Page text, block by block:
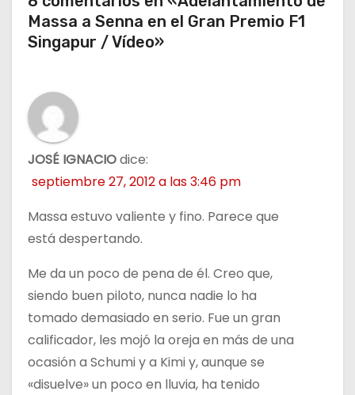
a
a
s
Massa a Senna en el Gran Premio F1
Singapur / Vídeo»
JOSÉ IGNACIOdice:
septiembre 27, 2012 a las 3:46 pm
Massa estuvo valiente y fino. Parece que
está despertando.
Me da un poco de pena de él. Creo que,
siendo buen piloto, nunca nadie lo ha
tomado demasiado en serio. Fue un gran
calificador, les mojó la oreja en más de una
ocasión a Schumi y a Kimi y, aunque se
«disuelve» un poco en lluvia, ha tenido